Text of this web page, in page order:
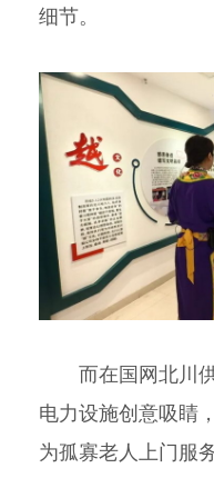
细节。
而在国网北川供
电力设施创意吸睛
为孤寡老人上门服